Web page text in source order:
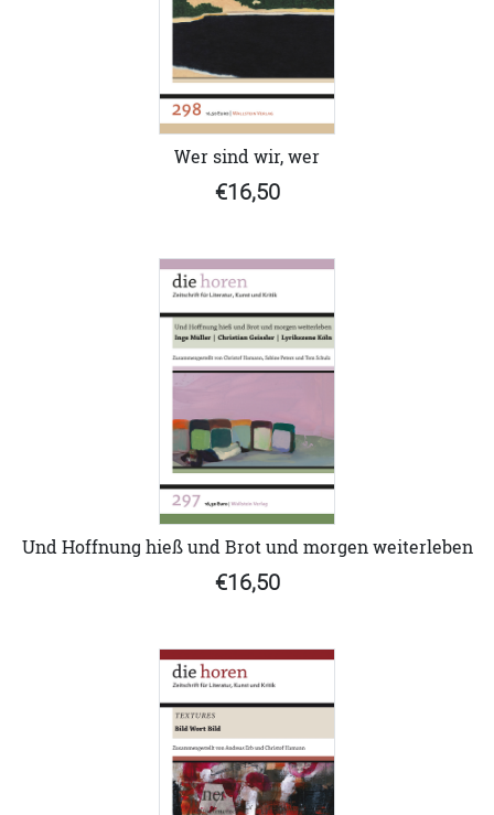
Wer sind wir, wer
€16,50
Und Hoffnung hieß und Brot und morgen weiterleben
€16,50